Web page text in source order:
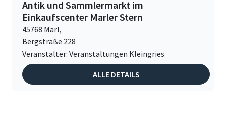
Antik und Sammlermarkt im
Einkaufscenter Marler Stern
45768 Marl,
Bergstraße 228
Veranstalter: Veranstaltungen Kleingries
ALLE DETAILS